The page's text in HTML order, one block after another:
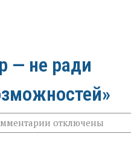
— не ради
к
записи
отключены